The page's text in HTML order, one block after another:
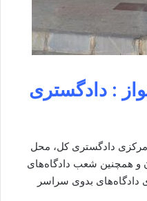
: دادگستری
مرکزی دادگستری کل، محل
و همچنین شعب دادگاه‌های
دادگاه‌های بدوی سراسر